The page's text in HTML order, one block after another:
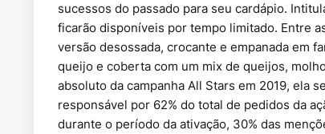
sucessos do passado para seu cardápio.
ficarão disponíveis por tempo limitado. Entre
versão desossada, crocante e empanada em
queijo e coberta com um mix de queijos,
absoluto da campanha All Stars em 2019, ela
responsável por 62% do total de pedidos da
durante o período da ativação, 30% das